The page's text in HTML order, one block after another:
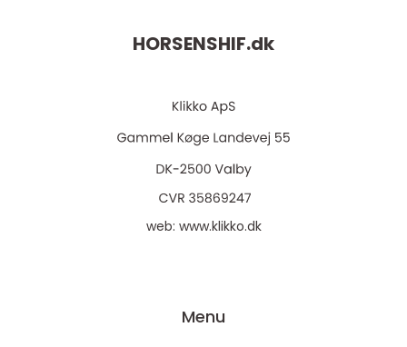
HORSENSHIF.dk
web: www.klikko.dk
Menu